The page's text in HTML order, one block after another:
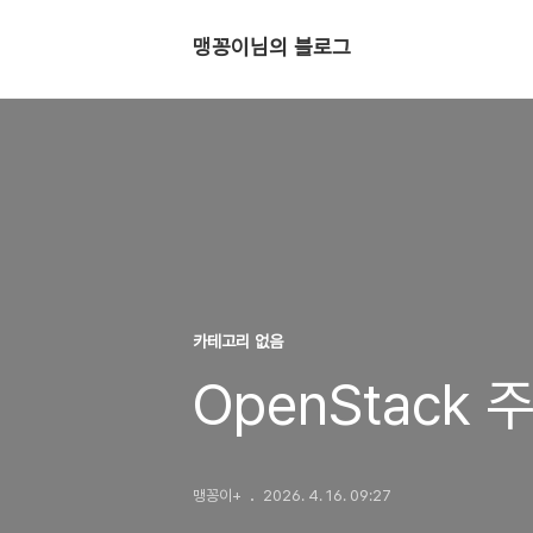
맹꽁이님의 블로그
카테고리 없음
OpenStack
맹꽁이+ 2026. 4. 16. 09:27